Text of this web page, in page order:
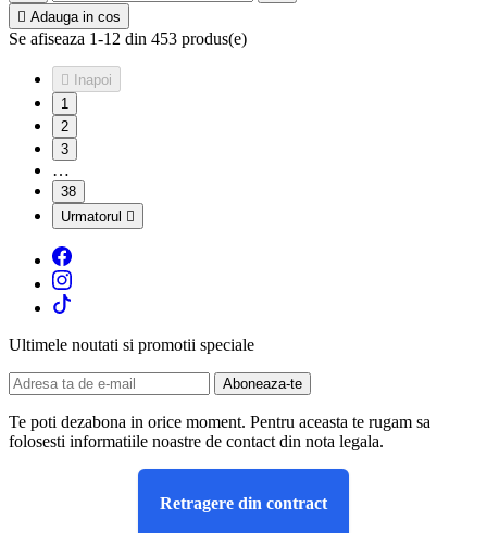
 Adauga in cos
Se afiseaza 1-12 din 453 produs(e)

Inapoi
1
2
3
…
38
Urmatorul 
Ultimele noutati si promotii speciale
Te poti dezabona in orice moment. Pentru aceasta te rugam sa
folosesti informatiile noastre de contact din nota legala.
Retragere din contract